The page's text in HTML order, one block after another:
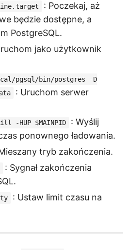
: Poczekaj, aż
będzie dostępne, a
PostgreSQL.
jako użytkownik
pgsql/bin/postgres -D
: Uruchom serwer
-HUP $MAINPID
: Wyślij
ponownego ładowania.
tryb zakończenia.
: Sygnał zakończenia
: Ustaw limit czasu na